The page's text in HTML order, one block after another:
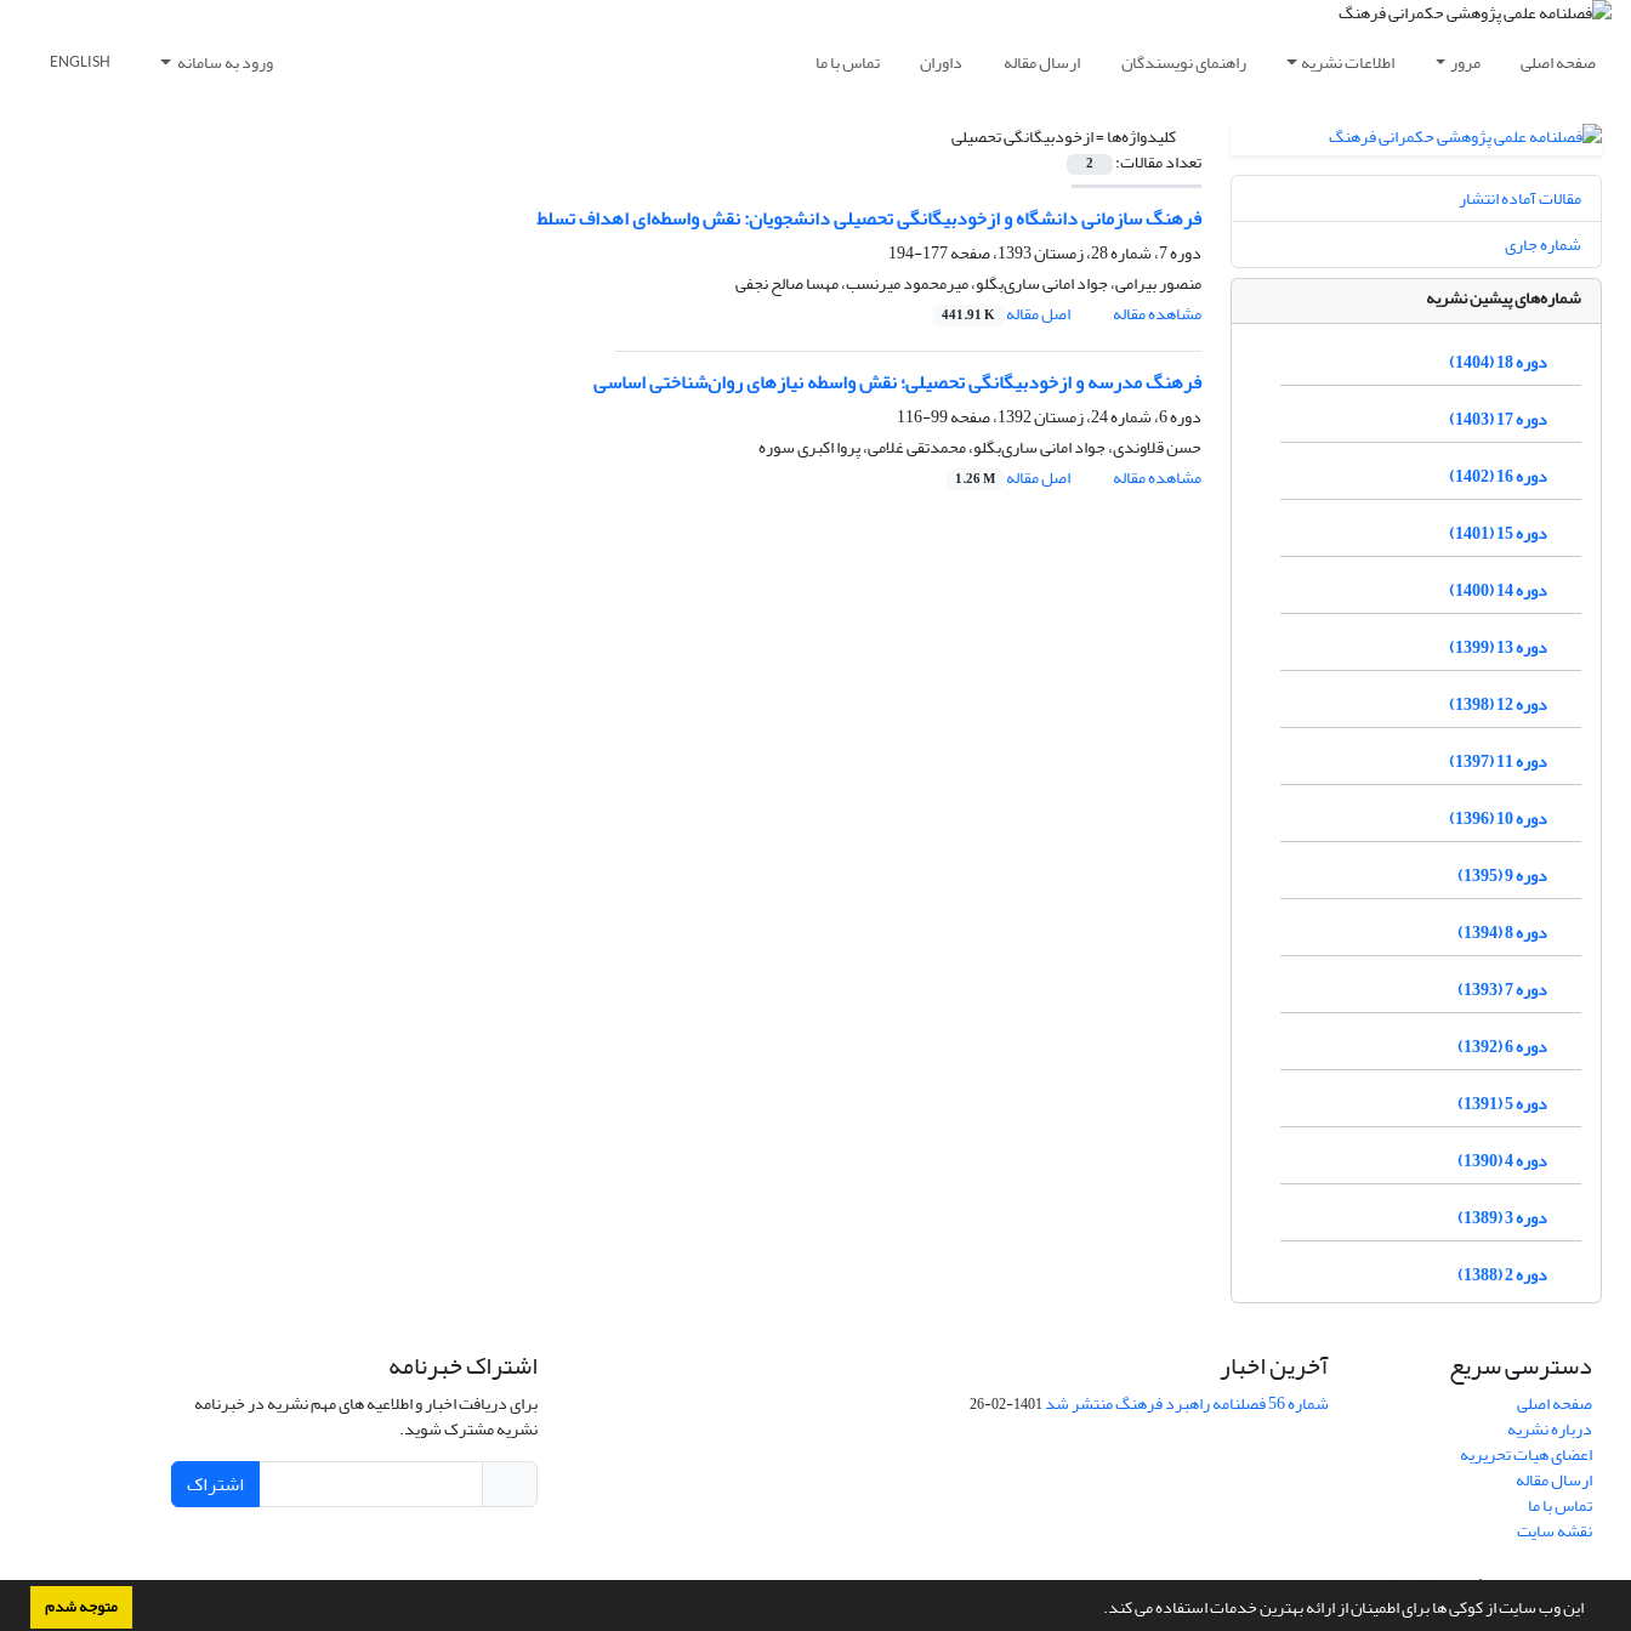
این وب سایت از کوکی ها برای اطمینان از ارائه بهترین خدمات استفاده می کند. متوجه شدم
صفحه اصلی مرور اطلاعات نشریه راهنمای نویسندگان ارسال مقاله داوران تماس با ما ورود به سامانه ENGLISH
کلیدواژه‌ها =ازخودبیگانگی تحصیلی
تعداد مقالات: 2
فرهنگ سازمانی دانشگاه و ازخودبیگانگی تحصیلی دانشجویان: نقش واسطه‌ای اهداف تسلط
دوره 7، شماره 28، زمستان 1393، صفحه
177-194
منصور بیرامی، جواد امانی ساری‌بگلو، میرمحمود میرنسب، مهسا صالح نجفی
مشاهده مقاله
اصل مقاله 441.91 K
فرهنگ مدرسه و ازخودبیگانگی تحصیلی؛ نقش واسطه نیازهای روان‌شناختی اساسی
دوره 6، شماره 24، زمستان 1392، صفحه
99-116
حسن قلاوندی، جواد امانی ساری‌بگلو، محمدتقی غلامی، پروا اکبری سوره
مشاهده مقاله
اصل مقاله 1.26 M
مقالات آماده انتشار
شماره جاری
شماره‌های پیشین نشریه
دوره 18 (1404)
دوره 17 (1403)
دوره 16 (1402)
دوره 15 (1401)
دوره 14 (1400)
دوره 13 (1399)
دوره 12 (1398)
دوره 11 (1397)
دوره 10 (1396)
دوره 9 (1395)
دوره 8 (1394)
دوره 7 (1393)
دوره 6 (1392)
دوره 5 (1391)
دوره 4 (1390)
دوره 3 (1389)
دوره 2 (1388)
دسترسی سریع
صفحه اصلی
درباره نشریه
اعضای هیات تحریریه
ارسال مقاله
تماس با ما
نقشه سایت
آخرین اخبار
شماره 56 فصلنامه راهبرد فرهنگ منتشر شد 1401-02-26
اشتراک خبرنامه
برای دریافت اخبار و اطلاعیه های مهم نشریه در خبرنامه
نشریه مشترک شوید.
اشتراک
سامانه مدیریت نشریات علمی.طراحی و پیاده سازی ازسیناوب